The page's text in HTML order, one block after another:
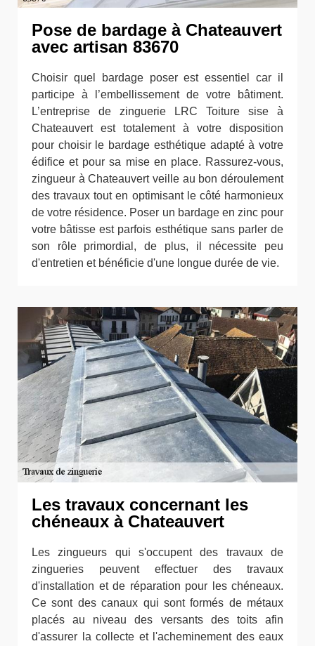
Pose de bardage à Chateauvert
avec artisan 83670
Choisir quel bardage poser est essentiel car il
participe à l’embellissement de votre bâtiment.
L’entreprise de zinguerie LRC Toiture sise à
Chateauvert est totalement à votre disposition
pour choisir le bardage esthétique adapté à votre
édifice et pour sa mise en place. Rassurez-vous,
zingueur à Chateauvert veille au bon déroulement
des travaux tout en optimisant le côté harmonieux
de votre résidence. Poser un bardage en zinc pour
votre bâtisse est parfois esthétique sans parler de
son rôle primordial, de plus, il nécessite peu
d'entretien et bénéficie d'une longue durée de vie.
Les travaux concernant les
chéneaux à Chateauvert
Les zingueurs qui s'occupent des travaux de
zingueries peuvent effectuer des travaux
d'installation et de réparation pour les chéneaux.
Ce sont des canaux qui sont formés de métaux
placés au niveau des versants des toits afin
d'assurer la collecte et l'acheminement des eaux